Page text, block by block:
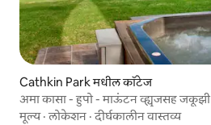
Cathkin Park मधील कॉटेज
अमा कासा - हुपो - माऊंटन व्ह्यूजसह जकूझी
मूल्य·लोकेशन ·दीर्घकालीन वास्तव्य